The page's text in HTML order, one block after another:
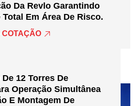
Da Revlo Garantindo
Em Área De Risco.
COTAÇÃO
12 Torres De
Operação Simultânea
E Montagem De